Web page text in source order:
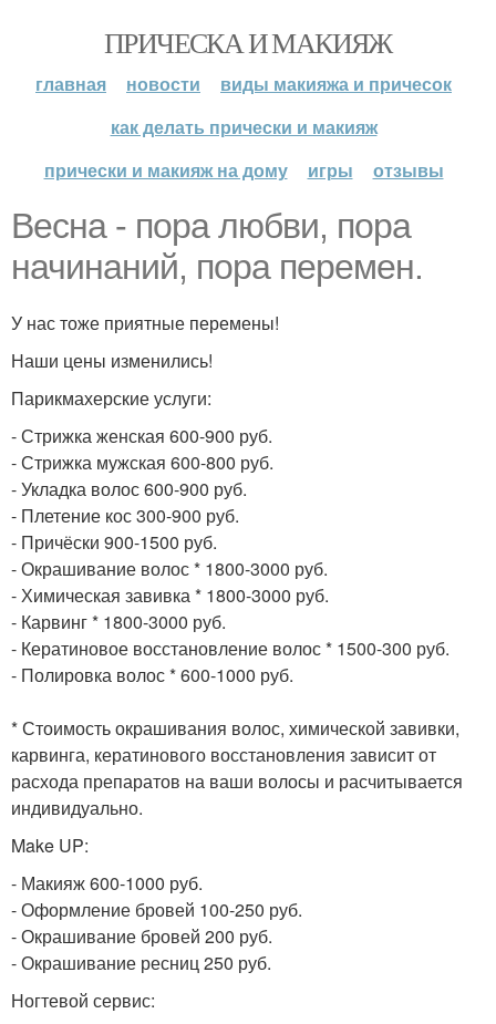
ПРИЧЕСКА И МАКИЯЖ
главная новости
виды макияжа и причесок
как делать прически и макияж
прически и макияж на дому
игры отзывы
Весна - пора любви, пора
начинаний, пора перемен.
У нас тоже приятные перемены!
Наши цены изменились!
Парикмахерские услуги:
- Стрижка женская 600-900 руб.
- Стрижка мужская 600-800 руб.
- Укладка волос 600-900 руб.
- Плетение кос 300-900 руб.
- Причёски 900-1500 руб.
- Окрашивание волос * 1800-3000 руб.
- Химическая завивка * 1800-3000 руб.
- Карвинг * 1800-3000 руб.
- Кератиновое восстановление волос * 1500-300 руб.
- Полировка волос * 600-1000 руб.
* Стоимость окрашивания волос, химической завивки,
карвинга, кератинового восстановления зависит от
расхода препаратов на ваши волосы и расчитывается
индивидуально.
Make UP:
- Макияж 600-1000 руб.
- Оформление бровей 100-250 руб.
- Окрашивание бровей 200 руб.
- Окрашивание ресниц 250 руб.
Ногтевой сервис: